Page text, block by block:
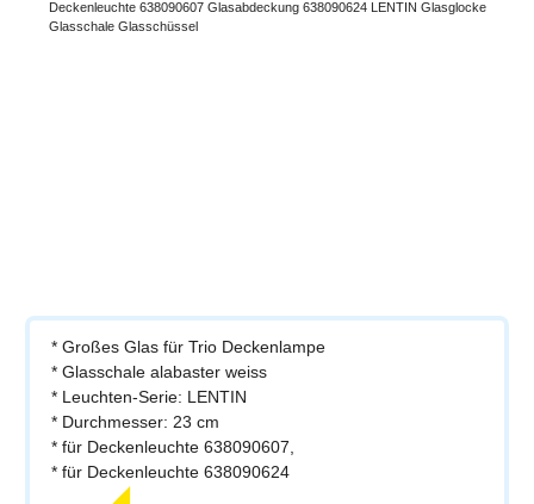
* Großes Glas für Trio Deckenlampe
* Glasschale alabaster weiss
* Leuchten-Serie: LENTIN
* Durchmesser: 23 cm
* für Deckenleuchte 638090607,
* für Deckenleuchte 638090624